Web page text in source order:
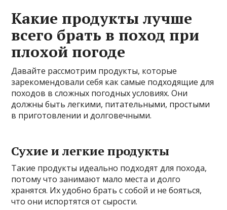
Какие продукты лучше
всего брать в поход при
плохой погоде
Давайте рассмотрим продукты, которые
зарекомендовали себя как самые подходящие для
походов в сложных погодных условиях. Они
должны быть легкими, питательными, простыми
в приготовлении и долговечными.
Сухие и легкие продукты
Такие продукты идеально подходят для похода,
потому что занимают мало места и долго
хранятся. Их удобно брать с собой и не бояться,
что они испортятся от сырости.